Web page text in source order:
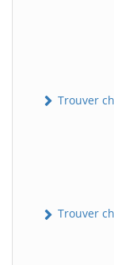
Trouver
Trouver